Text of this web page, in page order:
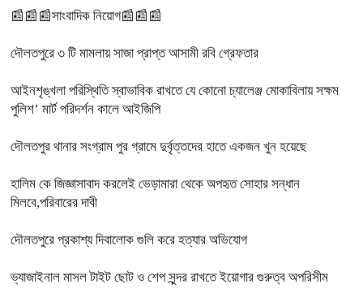
📰📰📰সাংবাদিক নিয়োগ📰📰📰
দৌলতপুরে ৩ টি মামলায় সাজা প্রাপ্ত আসামী রবি গ্রেফতার
আইনশৃঙ্খলা পরিস্থিতি স্বাভাবিক রাখতে যে কোনো চ্যালেঞ্জ মোকাবিলায় সক্ষম
পুলিশ’ মার্ট পরিদর্শন কালে আইজিপি
দৌলতপুর থানার সংগ্রাম পুর গ্রামে দুর্বৃত্তদের হাতে একজন খুন হয়েছে
হালিম কে জিজ্ঞাসাবাদ করলেই ভেড়ামারা থেকে অপহৃত সোহার সন্ধান
মিলবে,পরিবারের দাবী
দৌলতপুরে প্রকাশ্য দিবালোক গুলি করে হত্যার অভিযোগ
ভ্যাজাইনাল মাসল টাইট ছোট ও শেপ সুন্দর রাখতে ইয়োগার গুরুত্ব অপরিসীম